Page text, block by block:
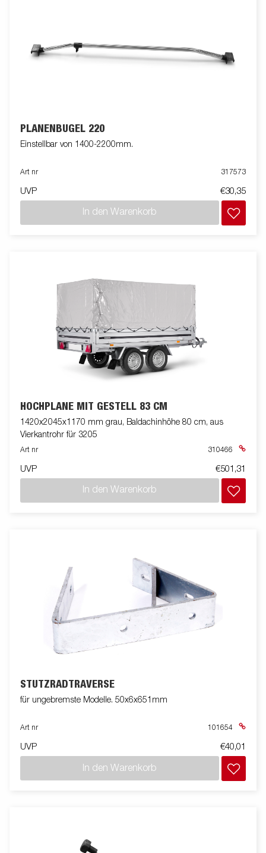
PLANENBÜGEL 220
Einstellbar von 1400-2200mm.
Art nr 317573
UVP €30,35
In den Warenkorb
HOCHPLANE MIT GESTELL 83 CM
1420x2045x1170 mm grau, Baldachinhöhe 80 cm, aus
Vierkantrohr für 3205
Art nr 310466
UVP €501,31
In den Warenkorb
STÜTZRADTRAVERSE
für ungebremste Modelle. 50x6x651mm
Art nr 101654
UVP €40,01
In den Warenkorb